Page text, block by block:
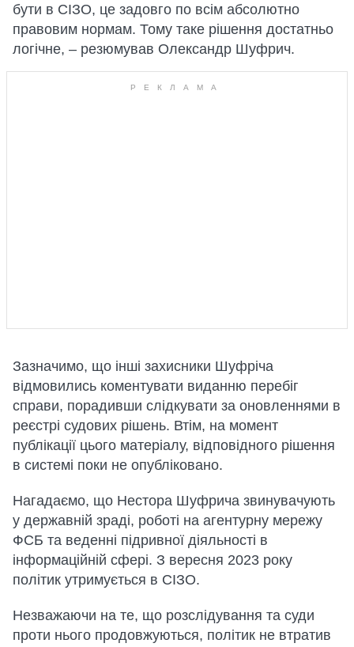
бути в СІЗО, це задовго по всім абсолютно
правовим нормам. Тому таке рішення достатньо
логічне, – резюмував Олександр Шуфрич.
Зазначимо, що інші захисники Шуфріча
відмовились коментувати виданню перебіг
справи, порадивши слідкувати за оновленнями в
реєстрі судових рішень. Втім, на момент
публікації цього матеріалу, відповідного рішення
в системі поки не опубліковано.
Нагадаємо, що Нестора Шуфрича звинувачують
у державній зраді, роботі на агентурну мережу
ФСБ та веденні підривної діяльності в
інформаційній сфері. З вересня 2023 року
політик утримується в СІЗО.
Незважаючи на те, що розслідування та суди
проти нього продовжуються, політик не втратив